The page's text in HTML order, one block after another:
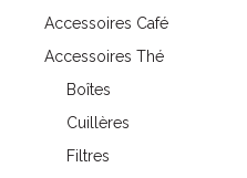
Accessoires Café
Accessoires Thé
Boîtes
Cuillères
Filtres